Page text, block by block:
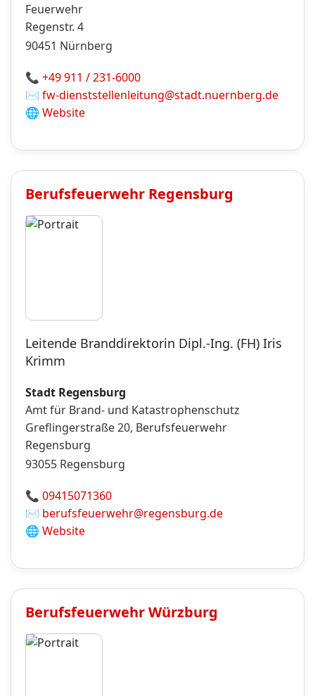
Feuerwehr
Regenstr. 4
90451 Nürnberg
📞 +49 911 / 231-6000
✉️ fw-dienststellenleitung@stadt.nuernberg.de
🌐 Website
Berufsfeuerwehr Regensburg
Leitende Branddirektorin Dipl.-Ing. (FH) Iris
Krimm
Stadt Regensburg
Amt für Brand- und Katastrophenschutz
Greflingerstraße 20, Berufsfeuerwehr
Regensburg
93055 Regensburg
📞 09415071360
✉️ berufsfeuerwehr@regensburg.de
🌐 Website
BerufsfeuerwehrWürzburg